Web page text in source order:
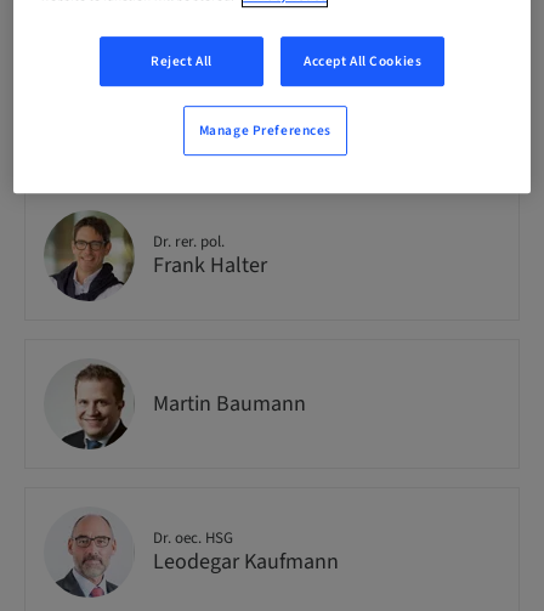
Dr. rer. soc.
Tobias Wolf
Dr. rer. pol.
Frank Halter
Martin Baumann
Dr. oec. HSG
Leodegar Kaufmann
Reject All Accept All Cookies
Manage Preferences